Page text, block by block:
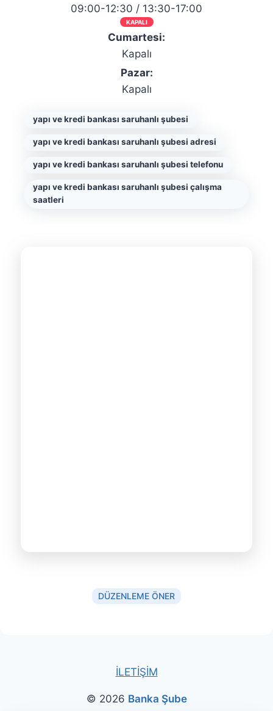
09:00-12:30 / 13:30-17:00
KAPALI
Cumartesi:
Kapalı
Pazar:
Kapalı
yapı ve kredi bankası saruhanlı şubesi
yapı ve kredi bankası saruhanlı şubesi adresi
yapı ve kredi bankası saruhanlı şubesi telefonu
yapı ve kredi bankası saruhanlı şubesi çalışma
saatleri
DÜZENLEME ÖNER
İLETİŞİM
© 2026 Banka Şube